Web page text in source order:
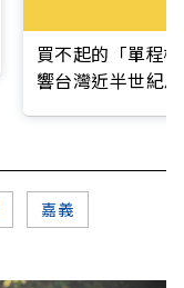
買不起的「單程
響台灣近半世紀
嘉義